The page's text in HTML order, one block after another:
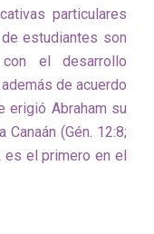
particulares
estudiantes son
el desarrollo
de acuerdo
erigió Abraham su
(Gén. 12:8;
es el primero en el